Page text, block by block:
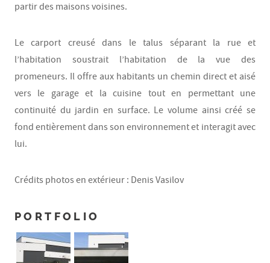
partir des maisons voisines.
Le carport creusé dans le talus séparant la rue et
l’habitation soustrait l’habitation de la vue des
promeneurs. Il offre aux habitants un chemin direct et aisé
vers le garage et la cuisine tout en permettant une
continuité du jardin en surface. Le volume ainsi créé se
fond entièrement dans son environnement et interagit avec
lui.
Crédits photos en extérieur : Denis Vasilov
PORTFOLIO